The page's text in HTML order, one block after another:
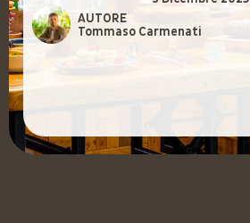
AUTORE
Tommaso Carmenati